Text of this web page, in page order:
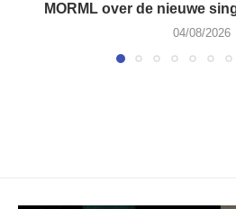
MORML over de nieuwe
04/08/2026